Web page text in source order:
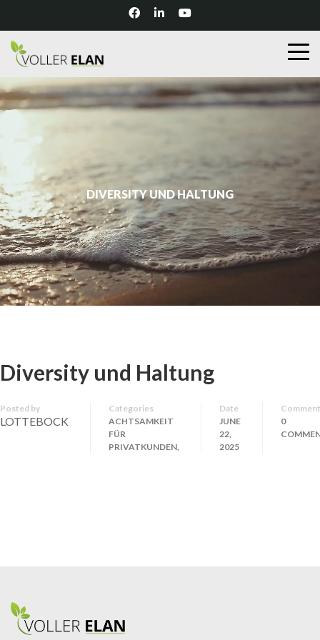
DIVERSITY UND HALTUNG
Diversity und Haltung
Posted by
LOTTEBOCK
Categories
ACHTSAMKEIT
FÜR
PRIVATKUNDEN,
Date
JUNE
22,
2025
0